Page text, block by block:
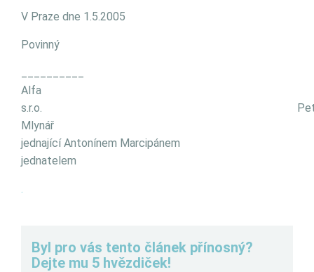
V Praze dne 1.5.2005
Povinný
Alfa
s.r.o.
Mlynář
jednající Antonínem Marcipánem
jednatelem
.
Byl pro vás tento článek přínosný?
Dejte mu 5 hvězdiček!